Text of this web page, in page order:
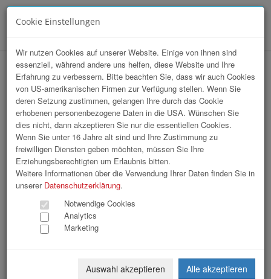
OÖ Gemeindetag
Cookie Einstellungen
Wir nutzen Cookies auf unserer Website. Einige von ihnen sind
essenziell, während andere uns helfen, diese Website und Ihre
Erfahrung zu verbessern. Bitte beachten Sie, dass wir auch Cookies
von US-amerikanischen Firmen zur Verfügung stellen. Wenn Sie
deren Setzung zustimmen, gelangen Ihre durch das Cookie
erhobenen personenbezogene Daten in die USA. Wünschen Sie
dies nicht, dann akzeptieren Sie nur die essentiellen Cookies.
Wenn Sie unter 16 Jahre alt sind und Ihre Zustimmung zu
freiwilligen Diensten geben möchten, müssen Sie Ihre
Erziehungsberechtigten um Erlaubnis bitten.
Weitere Informationen über die Verwendung Ihrer Daten finden Sie in
unserer Datenschutzerklärung.
Notwendige Cookies
Analytics
Marketing
Auswahl akzeptieren Alle akzeptieren